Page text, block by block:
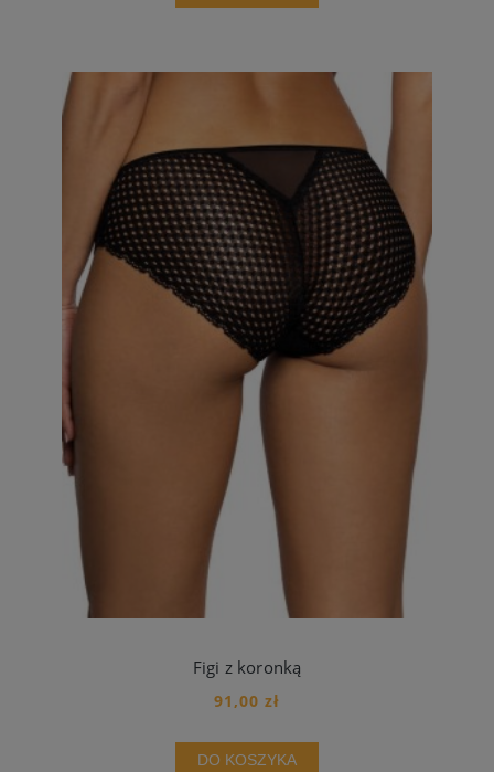
Figi z koronką
91,00 zł
DO KOSZYKA